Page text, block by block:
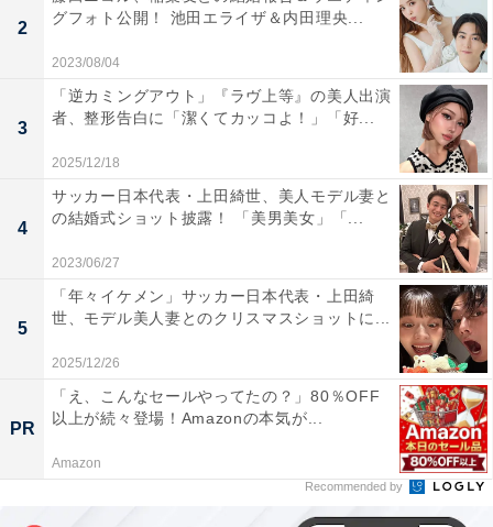
2
グフォト公開！ 池田エライザ＆内田理央...
2023/08/04
3
「逆カミングアウト」『ラヴ上等』の美人出演
者、整形告白に「潔くてカッコよ！」「好...
2025/12/18
4
サッカー日本代表・上田綺世、美人モデル妻と
の結婚式ショット披露！ 「美男美女」「...
2023/06/27
5
「年々イケメン」サッカー日本代表・上田綺
世、モデル美人妻とのクリスマスショットに...
2025/12/26
PR
「え、こんなセールやってたの？」80％OFF
以上が続々登場！Amazonの本気が...
Amazon
Recommended by